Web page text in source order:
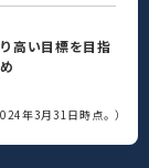
高い目標を目指
年3月31日時点。）